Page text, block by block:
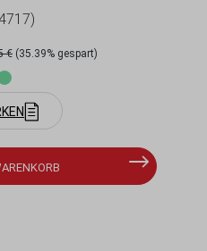
Preis:
€ (35.39% gespart)